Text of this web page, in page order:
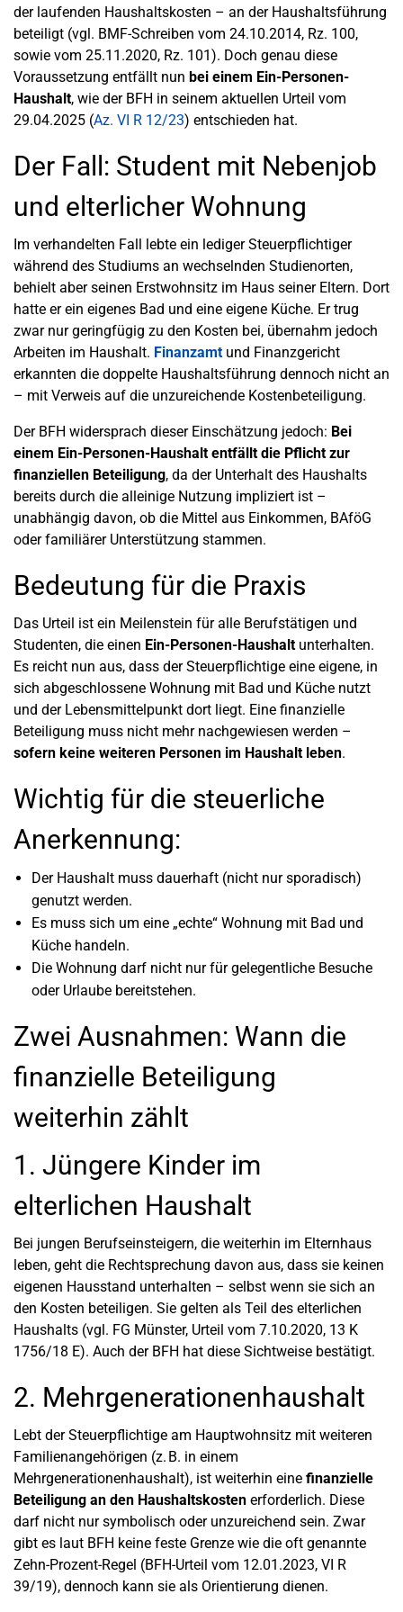
der laufenden Haushaltskosten – an der Haushaltsführung
beteiligt (vgl. BMF-Schreiben vom 24.10.2014, Rz. 100,
sowie vom 25.11.2020, Rz. 101). Doch genau diese
Voraussetzung entfällt nun bei einem Ein-Personen-
Haushalt, wie der BFH in seinem aktuellen Urteil vom
29.04.2025 (Az. VI R 12/23) entschieden hat.
Der Fall: Student mit Nebenjob
und elterlicher Wohnung
Im verhandelten Fall lebte ein lediger Steuerpflichtiger
während des Studiums an wechselnden Studienorten,
behielt aber seinen Erstwohnsitz im Haus seiner Eltern. Dort
hatte er ein eigenes Bad und eine eigene Küche. Er trug
zwar nur geringfügig zu den Kosten bei, übernahm jedoch
Arbeiten im Haushalt. Finanzamtund Finanzgericht
erkannten die doppelte Haushaltsführung dennoch nicht an
– mit Verweis auf die unzureichende Kostenbeteiligung.
Der BFH widersprach dieser Einschätzung jedoch: Bei
einem Ein-Personen-Haushalt entfällt die Pflicht zur
finanziellen Beteiligung, da der Unterhalt des Haushalts
bereits durch die alleinige Nutzung impliziert ist –
unabhängig davon, ob die Mittel aus Einkommen, BAföG
oder familiärer Unterstützung stammen.
Bedeutung für die Praxis
Das Urteil ist ein Meilenstein für alle Berufstätigen und
Studenten, die einen Ein-Personen-Haushaltunterhalten.
Es reicht nun aus, dass der Steuerpflichtige eine eigene, in
sich abgeschlossene Wohnung mit Bad und Küche nutzt
und der Lebensmittelpunkt dort liegt. Eine finanzielle
Beteiligung muss nicht mehr nachgewiesen werden –
sofern keine weiteren Personen im Haushalt leben.
Wichtig für die steuerliche
Anerkennung:
Der Haushalt muss dauerhaft (nicht nur sporadisch)
genutzt werden.
Es muss sich um eine „echte“ Wohnung mit Bad und
Küche handeln.
Die Wohnung darf nicht nur für gelegentliche Besuche
oder Urlaube bereitstehen.
Zwei Ausnahmen: Wann die
finanzielle Beteiligung
weiterhin zählt
1. Jüngere Kinder im
elterlichen Haushalt
Bei jungen Berufseinsteigern, die weiterhin im Elternhaus
leben, geht die Rechtsprechung davon aus, dass sie keinen
eigenen Hausstand unterhalten – selbst wenn sie sich an
den Kosten beteiligen. Sie gelten als Teil des elterlichen
Haushalts (vgl. FG Münster, Urteil vom 7.10.2020, 13 K
1756/18 E). Auch der BFH hat diese Sichtweise bestätigt.
2. Mehrgenerationenhaushalt
Lebt der Steuerpflichtige am Hauptwohnsitz mit weiteren
Familienangehörigen (z. B. in einem
Mehrgenerationenhaushalt), ist weiterhin eine finanzielle
Beteiligung an den Haushaltskosten erforderlich. Diese
darf nicht nur symbolisch oder unzureichend sein. Zwar
gibt es laut BFH keine feste Grenze wie die oft genannte
Zehn-Prozent-Regel (BFH-Urteil vom 12.01.2023, VI R
39/19), dennoch kann sie als Orientierung dienen.